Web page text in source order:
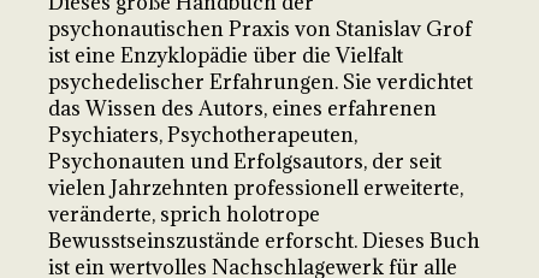
psychonautischen Praxis von Stanislav Grof
ist eine Enzyklopädie über die Vielfalt
psychedelischer Erfahrungen. Sie verdichtet
das Wissen des Autors, eines erfahrenen
Psychiaters, Psychotherapeuten,
Psychonauten und Erfolgsautors, der seit
vielen Jahrzehnten professionell erweiterte,
veränderte, sprich holotrope
Bewusstseinszustände erforscht. Dieses Buch
ist ein wertvolles Nachschlagewerk für alle